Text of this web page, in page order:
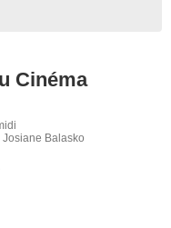
Cinéma
Balasko